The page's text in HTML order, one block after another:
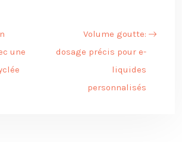
une
Volume goutte:
dosage précis pour e-
liquides
personnalisés